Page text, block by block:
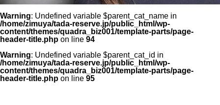
Warning: Undefined variable $parent_cat_name in
/home/zimuya/tada-reserve.jp/public_html/wp-
content/themes/quadra_biz001/template-parts/page-
header-title.php on line 94
Warning: Undefined variable $parent_cat_id in
/home/zimuya/tada-reserve.jp/public_html/wp-
content/themes/quadra_biz001/template-parts/page-
header-title.php on line 95